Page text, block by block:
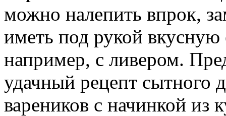
можно налепить впрок,
иметь под рукой
например, с ливером.
удачный рецепт сытного
вареников с начинкой из